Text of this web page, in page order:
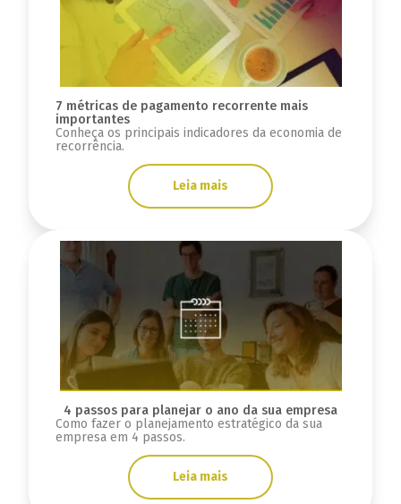
7 métricas de pagamento recorrente mais
importantes
Conheça os principais indicadores da economia de
recorrência.
Leia mais
4 passos para planejar o ano da sua empresa
Como fazer o planejamento estratégico da sua
empresa em 4 passos.
Leia mais